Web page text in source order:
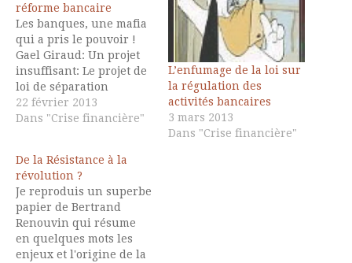
réforme bancaire
Les banques, une mafia
qui a pris le pouvoir !
Gael Giraud: Un projet
insuffisant: Le projet de
loi de séparation
bancaire discuté à
l'Assemblée nationale
beaucoup. C'est là sa
principale faiblesse :
entraîner le débat dans
le labyrinthe de la
technique bancaire.…
22 février 2013
Dans "Crise financière"
L’enfumage de la loi sur
la régulation des
activités bancaires
3 mars 2013
Dans "Crise financière"
De la Résistance à la
révolution ?
Je reproduis un superbe
papier de Bertrand
Renouvin qui résume
en quelques mots les
enjeux et l'origine de la